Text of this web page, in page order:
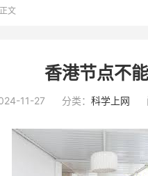
正文
香港节点不
11-27 分类： 科学上网